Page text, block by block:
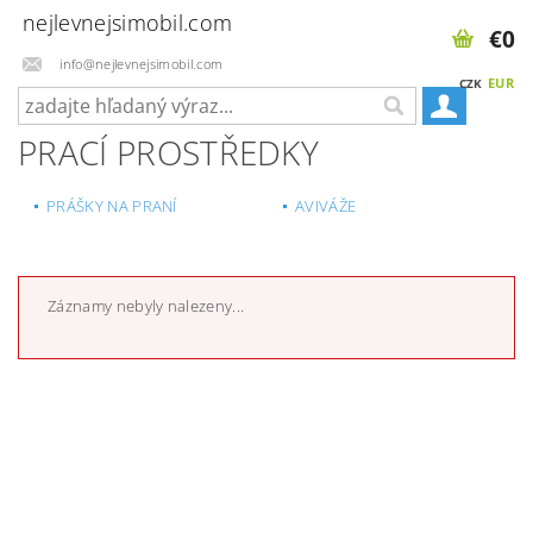
nejlevnejsimobil.com
info@nejlevnejsimobil.com
CZK EUR
€0
PRACÍ PROSTŘEDKY
PRÁŠKY NA PRANÍ AVIVÁŽE
Záznamy nebyly nalezeny...